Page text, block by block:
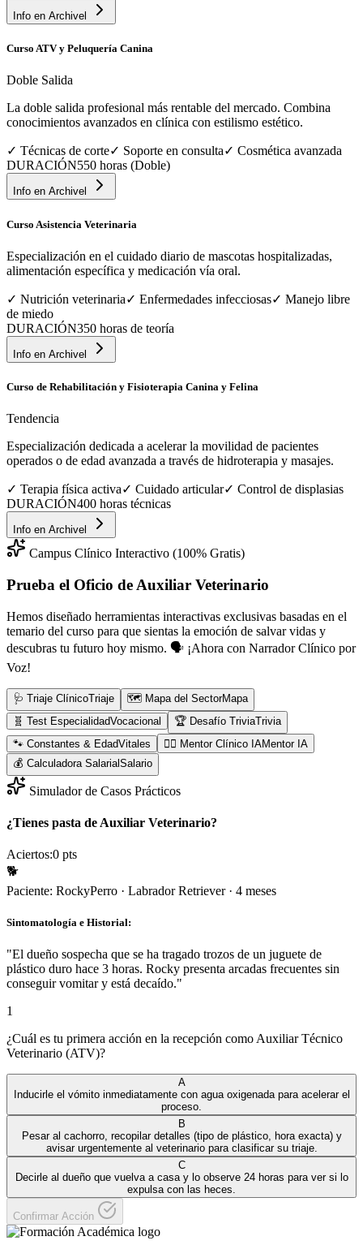
Info en Archivel
Curso ATV y Peluquería Canina
Doble Salida
La doble salida profesional más rentable del mercado. Combina
conocimientos avanzados en clínica con estilismo estético.
✓ Técnicas de corte✓ Soporte en consulta✓ Cosmética avanzada
DURACIÓN550 horas (Doble)
Info en Archivel
Curso Asistencia Veterinaria
Especialización en el cuidado diario de mascotas hospitalizadas,
alimentación específica y medicación vía oral.
✓ Nutrición veterinaria✓ Enfermedades infecciosas✓ Manejo libre
de miedo
DURACIÓN350 horas de teoría
Info en Archivel
Curso de Rehabilitación y Fisioterapia Canina y Felina
Tendencia
Especialización dedicada a acelerar la movilidad de pacientes
operados o de edad avanzada a través de hidroterapia y masajes.
✓ Terapia física activa✓ Cuidado articular✓ Control de displasias
DURACIÓN400 horas técnicas
Info en Archivel
Campus Clínico Interactivo (100% Gratis)
Prueba el Oficio de Auxiliar Veterinario
Hemos diseñado herramientas interactivas exclusivas basadas en el
temario del curso para que sientas la emoción de salvar vidas y
descubras tu futuro hoy mismo. 🗣️ ¡Ahora con Narrador Clínico por
Voz!
🩺 Triaje ClínicoTriaje 🗺️ Mapa del SectorMapa
🧬 Test EspecialidadVocacional 🏆 Desafío TriviaTrivia
🐾 Constantes & EdadVitales 👨‍⚕️ Mentor Clínico IAMentor IA
💰 Calculadora SalarialSalario
Simulador de Casos Prácticos
¿Tienes pasta de Auxiliar Veterinario?
Aciertos:0 pts
🐕
Paciente: RockyPerro · Labrador Retriever· 4 meses
Sintomatología e Historial:
"El dueño sospecha que se ha tragado trozos de un juguete de
plástico duro hace 3 horas. Rocky presenta arcadas frecuentes sin
conseguir vomitar y está decaído."
1
¿Cuál es tu primera acción en la recepción como Auxiliar Técnico
Veterinario (ATV)?
A
Inducirle el vómito inmediatamente con agua oxigenada para acelerar el
proceso.
B
Pesar al cachorro, recopilar detalles (tipo de plástico, hora exacta) y
avisar urgentemente al veterinario para clasificar su triaje.
C
Decirle al dueño que vuelva a casa y lo observe 24 horas para ver si lo
expulsa con las heces.
Confirmar Acción